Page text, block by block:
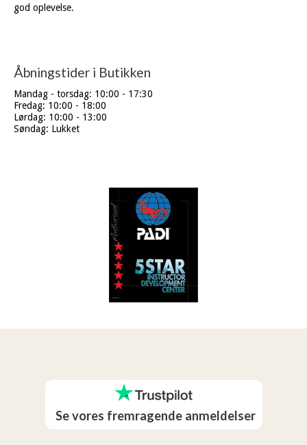
god oplevelse.
Åbningstider i Butikken
Mandag - torsdag: 10:00 - 17:30
Fredag: 10:00 - 18:00
Lørdag: 10:00 - 13:00
Søndag: Lukket
Se vores fremragende anmeldelser